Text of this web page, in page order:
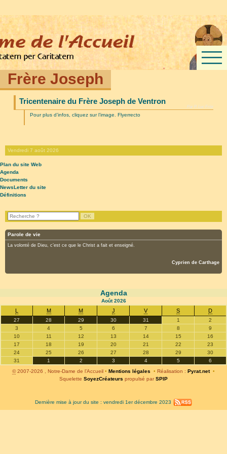
Frère Joseph
Tricentenaire du Frère Joseph de Ventron
Par P. Luc Fritz
Pour plus d’infos, cliquez sur l’image. Flyerrecto
Vendredi 7 août 2026
Plan du site Web
Agenda
Documents
NewsLetter du site
Définitions
Parole de vie
La volonté de Dieu, c’est ce que le Christ a fait et enseigné.
Cyprien de Carthage
Agenda
Août2026
L M M J V S D
27 28 29 30 31 1
2
3
4 5 6 7 8
9
10
11 12 13 14 15
16
17
18 19 20 21 22
23
24
25 26 27 28 29
30
31
1 2 3 4 5
6
©2007-2026 , Notre-Dame de l’Accueil • Mentions légales • Réalisation : Pyrat.net •
Squelette SoyezCréateurs propulsé par SPIP
Dernière mise à jour du site : vendredi 1er décembre 2023